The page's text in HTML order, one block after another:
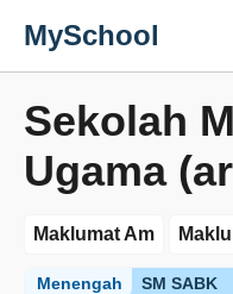
MySchool
Sekolah
Ugama
Maklumat Am
SM SABK
Menengah